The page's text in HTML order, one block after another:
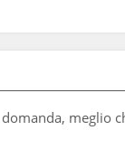
meglio